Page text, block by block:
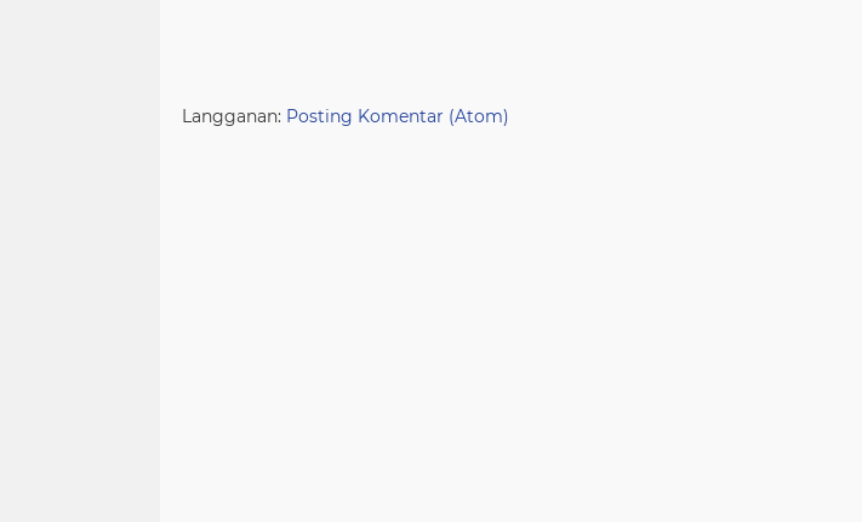
Langganan: Posting Komentar (Atom)